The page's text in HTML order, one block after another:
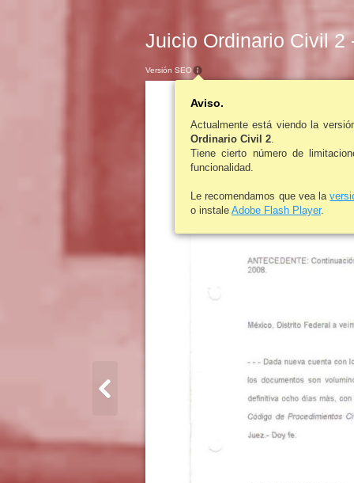
Juicio Ordinario Civil 2
Versión SEO
Aviso.
Actualmente está viendo la
Ordinario Civil 2
Tiene cierto número de
funcionalidad.
Le recomendamos que vea la
o instale Adobe Flash Player.